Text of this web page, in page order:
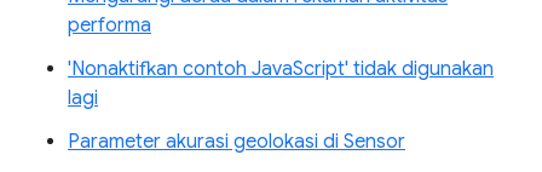
performa
'Nonaktifkan contoh JavaScript' tidak digunakan
lagi
Parameter akurasi geolokasi di Sensor